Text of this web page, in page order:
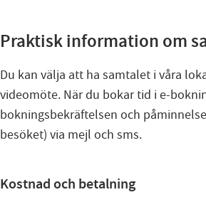
Praktisk information om
Du kan välja att ha samtalet i våra
videomöte. När du bokar tid i e-
bokningsbekräftelsen och
besöket) via mejl och sms.
Kostnad och betalning